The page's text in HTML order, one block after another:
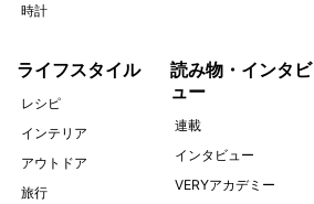
時計
ライフスタイル
レシピ
インテリア
アウトドア
旅行
読み物・インタビ
ュー
連載
インタビュー
VERYアカデミー